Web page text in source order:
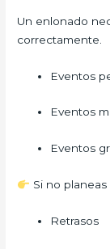
Un enlonado
correctamente.
Eventos
Eventos
Eventos
Si no
Retrasos